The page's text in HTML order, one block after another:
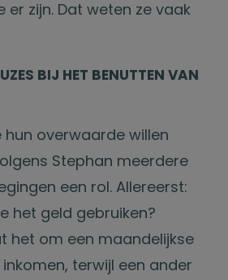
er zijn. Dat weten ze vaak
BIJ HET BENUTTEN VAN
overwaarde willen
Stephan meerdere
een rol. Allereerst:
het geld gebruiken?
het om een maandelijkse
terwijl een ander